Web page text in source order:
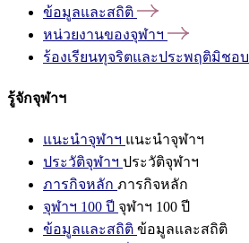
ข้อมูลและสถิติ
หน่วยงานของจุฬาฯ
ร้องเรียนทุจริตและประพฤติมิชอบ
รู้จักจุฬาฯ
แนะนำจุฬาฯ แนะนำจุฬาฯ
ประวัติจุฬาฯ ประวัติจุฬาฯ
ภารกิจหลัก ภารกิจหลัก
จุฬาฯ 100 ปี จุฬาฯ 100 ปี
ข้อมูลและสถิติ ข้อมูลและสถิติ